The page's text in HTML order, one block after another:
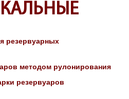
резервуарных
методом рулонирования
резервуаров